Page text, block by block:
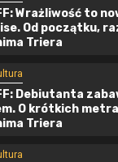
Nolan
Wrażliwość to
Od początku,
Triera
Debiutanta
O krótkich
Triera